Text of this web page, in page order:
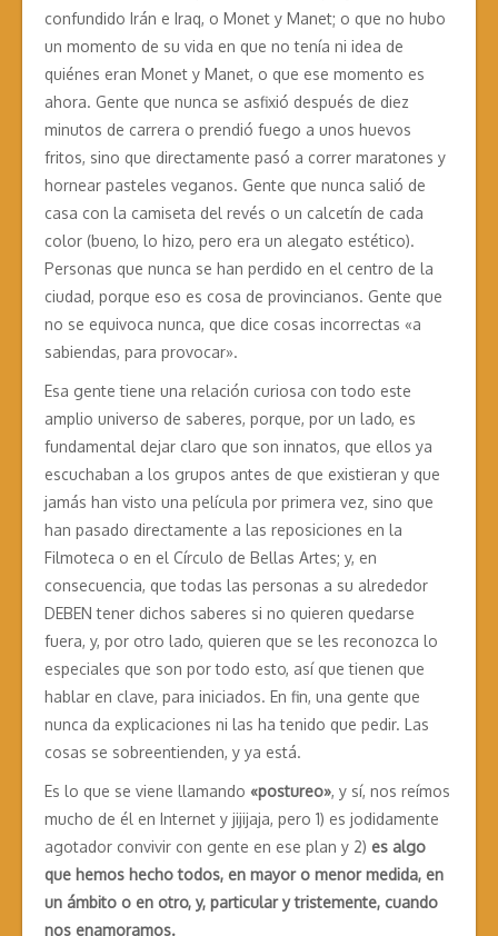
confundido Irán e Iraq, o Monet y Manet; o que no hubo
un momento de su vida en que no tenía ni idea de
quiénes eran Monet y Manet, o que ese momento es
ahora. Gente que nunca se asfixió después de diez
minutos de carrera o prendió fuego a unos huevos
fritos, sino que directamente pasó a correr maratones y
hornear pasteles veganos. Gente que nunca salió de
casa con la camiseta del revés o un calcetín de cada
color (bueno, lo hizo, pero era un alegato estético).
Personas que nunca se han perdido en el centro de la
ciudad, porque eso es cosa de provincianos. Gente que
no se equivoca nunca, que dice cosas incorrectas «a
sabiendas, para provocar».
Esa gente tiene una relación curiosa con todo este
amplio universo de saberes, porque, por un lado, es
fundamental dejar claro que son innatos, que ellos ya
escuchaban a los grupos antes de que existieran y que
jamás han visto una película por primera vez, sino que
han pasado directamente a las reposiciones en la
Filmoteca o en el Círculo de Bellas Artes; y, en
consecuencia, que todas las personas a su alrededor
DEBEN tener dichos saberes si no quieren quedarse
fuera, y, por otro lado, quieren que se les reconozca lo
especiales que son por todo esto, así que tienen que
hablar en clave, para iniciados. En fin, una gente que
nunca da explicaciones ni las ha tenido que pedir. Las
cosas se sobreentienden, y ya está.
Es lo que se viene llamando «postureo», y sí, nos reímos
mucho de él en Internet y jijijaja, pero 1) es jodidamente
agotador convivir con gente en ese plan y 2) es algo
que hemos hecho todos, en mayor o menor medida, en
un ámbito o en otro, y, particular y tristemente, cuando
nos enamoramos.